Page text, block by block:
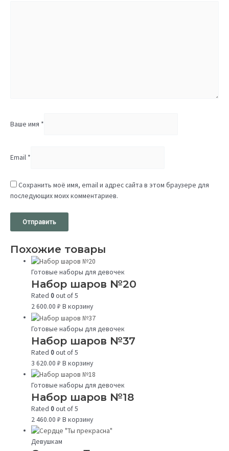
Ваше имя *
Email *
Сохранить моё имя, email и адрес сайта в этом браузере для
последующих моих комментариев.
Похожие товары
Готовые наборы для девочек
Набор шаров №20
Rated0out of 5
2 600.00₽ В корзину
Готовые наборы для девочек
Набор шаров №37
Rated0out of 5
3 620.00₽ В корзину
Готовые наборы для девочек
Набор шаров №18
Rated0out of 5
2 460.00₽ В корзину
Девушкам